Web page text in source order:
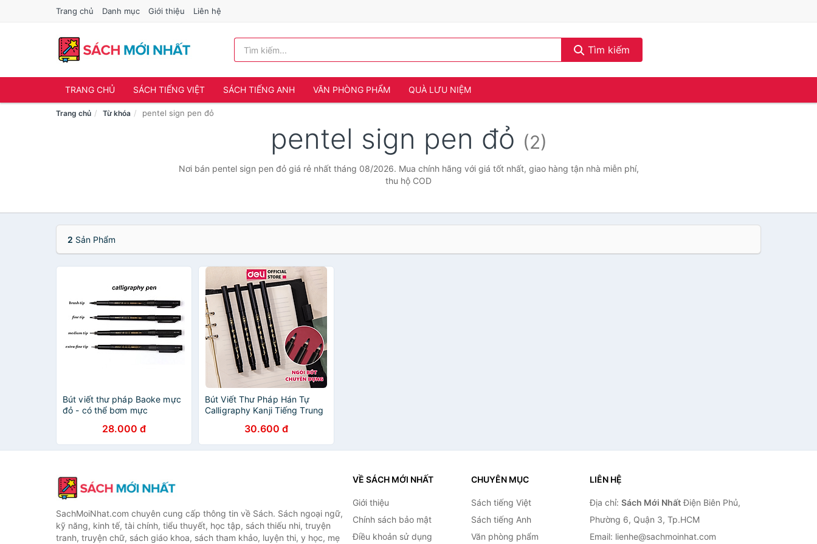
Trang chủ Danh mục Giới thiệu Liên hệ
Tìm kiếm
TRANG CHỦ SÁCH TIẾNG VIỆT SÁCH TIẾNG ANH VĂN PHÒNG PHẨM QUÀ LƯU NIỆM
Trang chủ Từ khóa pentel sign pen đỏ
pentel sign pen đỏ (2)
Nơi bán pentel sign pen đỏ giá rẻ nhất tháng 08/2026. Mua chính hãng với giá tốt nhất, giao hàng tận nhà miễn phí,
thu hộ COD
2 Sản Phẩm
Bút viết thư pháp Baoke mực
đỏ - có thể bơm mực
28.000 đ
Bút Viết Thư Pháp Hán Tự
Calligraphy Kanji Tiếng Trung
Kích Cỡ Deli - Brush Pen Phù
Hợp Luyện Chữ Nét Trang Trí
Sổ Có Thể Thêm Mực - 75514
30.600 đ
SachMoiNhat.com chuyên cung cấp thông tin về Sách. Sách ngoại ngữ,
kỹ năng, kinh tế, tài chính, tiểu thuyết, học tập, sách thiếu nhi, truyện
tranh, truyện chữ, sách giáo khoa, sách tham khảo, luyện thi, y học, mẹ
VỀ SÁCH MỚI NHẤT
Giới thiệu
Chính sách bảo mật
Điều khoản sử dụng
CHUYÊN MỤC
Sách tiếng Việt
Sách tiếng Anh
Văn phòng phẩm
LIÊN HỆ
Địa chỉ: Sách Mới NhấtĐiện Biên Phủ,
Phường 6, Quận 3, Tp.HCM
Email: lienhe@sachmoinhat.com